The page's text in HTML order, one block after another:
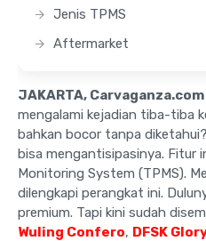
Jenis TPMS
Aftermarket
JAKARTA, Carvaganza.com
mengalami kejadian tiba-tiba
bahkan bocor tanpa
bisa mengantisipasinya. Fitur
Monitoring System (TPMS).
dilengkapi perangkat ini.
premium. Tapi kini sudah
Wuling Confero, DFSK